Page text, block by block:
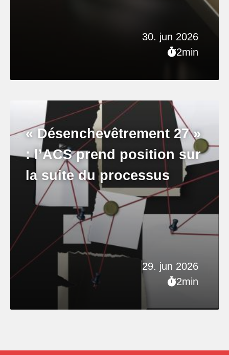
30. jun 2026
2min
29. jun 2026
2min
« Désenchevêtrement 27 »
: l’ACS prend position sur
la suite du processus